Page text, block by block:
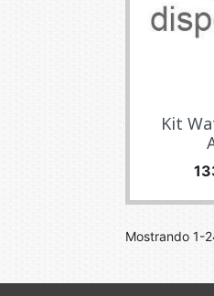
Kit
Mostrando 1-